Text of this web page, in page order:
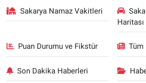
Sakarya Namaz Vakitleri
Haritası
Puan Durumu ve Fikstür Tüm
Son Dakika Haberleri